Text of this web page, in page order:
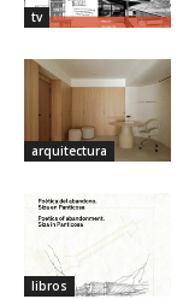
tv
arquitectura
libros